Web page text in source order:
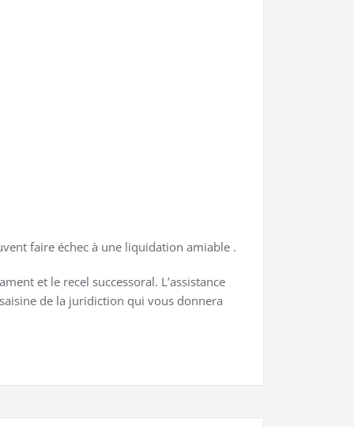
faire échec à une liquidation amiable .
et le recel successoral. L’assistance
de la juridiction qui vous donnera